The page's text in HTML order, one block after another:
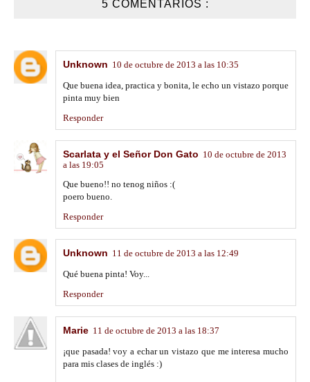
5 COMENTARIOS :
Unknown 10 de octubre de 2013 a las 10:35
Que buena idea, practica y bonita, le echo un vistazo porque
pinta muy bien
Responder
Scarlata y el Señor Don Gato 10 de octubre de 2013
a las 19:05
Que bueno!! no tenog niños :(
poero bueno.
Responder
Unknown 11 de octubre de 2013 a las 12:49
Qué buena pinta! Voy...
Responder
Marie 11 de octubre de 2013 a las 18:37
¡que pasada! voy a echar un vistazo que me interesa mucho
para mis clases de inglés :)